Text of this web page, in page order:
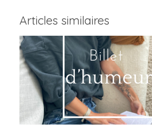
Articles similaires